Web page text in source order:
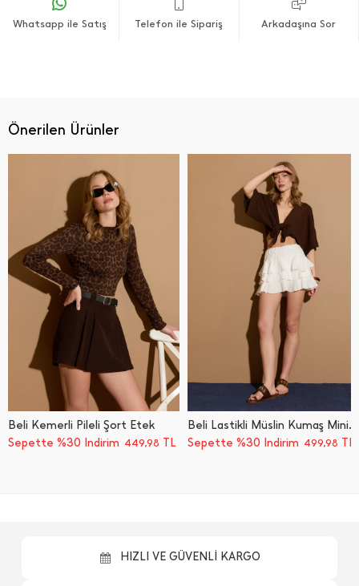
Whatsapp ile Satış Telefon ile Sipariş Arkadaşına Sor
Önerilen Ürünler
Beli Kemerli Pileli Şort Etek
Sepette %30 İndirim 449,98 TL
Beli Lastikli Müslin Kumaş Mini Boy Şort Etek
Sepette %30 İndirim 499,98 TL
HIZLI VE GÜVENLİ KARGO